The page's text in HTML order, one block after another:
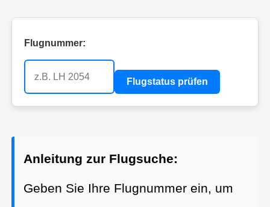
Flugnummer:
Flugstatus prüfen
Anleitung zur Flugsuche:
Geben Sie Ihre Flugnummer ein, um